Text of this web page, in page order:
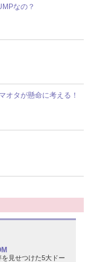
なの？
オタが懸命に考える！
を見せつけた5大ドー